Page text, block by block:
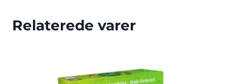
Relaterede varer